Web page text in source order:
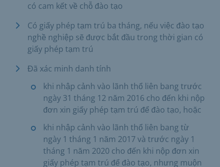
có cam kết về chỗ đào tạo
Có giấy phép tạm trú ba tháng, nếu việc đào tạo
nghề nghiệp sẽ được bắt đầu trong thời gian có
giấy phép tạm trú
Đã xác minh danh tính
khi nhập cảnh vào lãnh thổ liên bang trước
ngày 31 tháng 12 năm 2016 cho đến khi nộp
đơn xin giấy phép tạm trú để đào tạo, hoặc
khi nhập cảnh vào lãnh thổ liên bang từ
ngày 1 tháng 1 năm 2017 và trước ngày 1
tháng 1 năm 2020 cho đến khi nộp đơn xin
giấy phép tạm trú để đào tạo, nhưng muộn